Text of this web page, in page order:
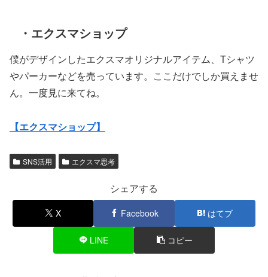
・エクスマショップ
僕がデザインしたエクスマオリジナルアイテム、Tシャツ
やパーカーなどを売っています。ここだけでしか買えませ
ん。一度見に来てね。
【エクスマショップ】
SNS活用 エクスマ思考
シェアする
X Facebook はてブ
LINE コピー